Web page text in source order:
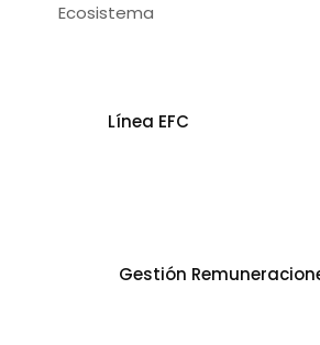
Ecosistema
Línea EFC
Gestión